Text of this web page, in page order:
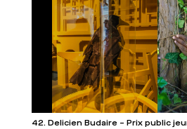
42. Delicien Budaire – Prix public